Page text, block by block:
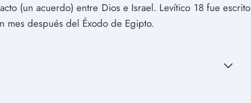
(un acuerdo) entre Dios e Israel. Levítico 18 fue escrito
mes después del Éxodo de Egipto.